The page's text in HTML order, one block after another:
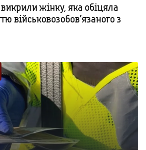
жінку, яка обіцяла
військовозобов’язаного з